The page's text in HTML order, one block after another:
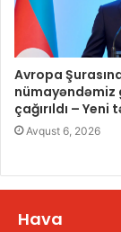
Avropa
nümayəndəmiz
çağırıldı – Yeni
Avqust 6, 2026
Hava